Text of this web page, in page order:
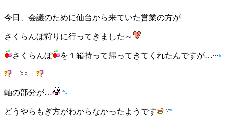
今日、会議のために仙台から来ていた営業の方が
さくらんぼ狩りに行ってきました～
さくらんぼ を１箱持って帰ってきてくれたんですが…
軸の部分が…
どうやらもぎ方がわからなかったようです